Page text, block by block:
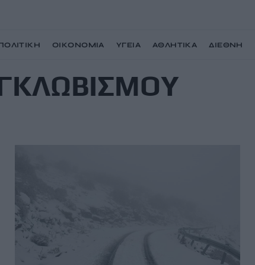
ΟΙΚΟΝΟΜΙΑ ΥΓΕΙΑ ΑΘΛΗΤΙΚΑ ΔΙΕΘΝΗ